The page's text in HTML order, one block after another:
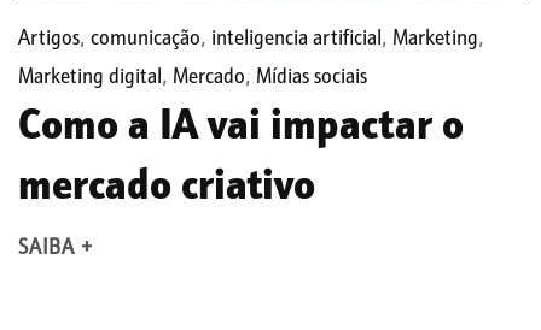
Artigos, comunicação, inteligencia artificial, Marketing,
Marketing digital, Mercado, Mídias sociais
Como a IA vai impactar o
mercado criativo
SAIBA +